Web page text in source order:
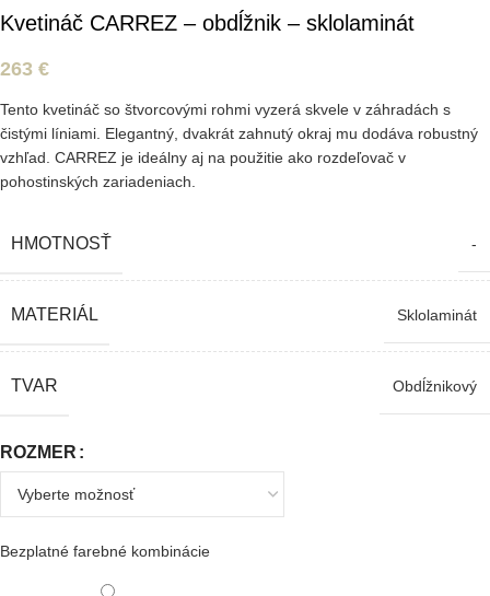
Kvetináč CARREZ – obdĺžnik – sklolaminát
263 €
Tento kvetináč so štvorcovými rohmi vyzerá skvele v záhradách s
čistými líniami. Elegantný, dvakrát zahnutý okraj mu dodáva robustný
vzhľad. CARREZ je ideálny aj na použitie ako rozdeľovač v
pohostinských zariadeniach.
HMOTNOSŤ -
MATERIÁL Sklolaminát
TVAR Obdĺžnikový
ROZMER
Bezplatné farebné kombinácie